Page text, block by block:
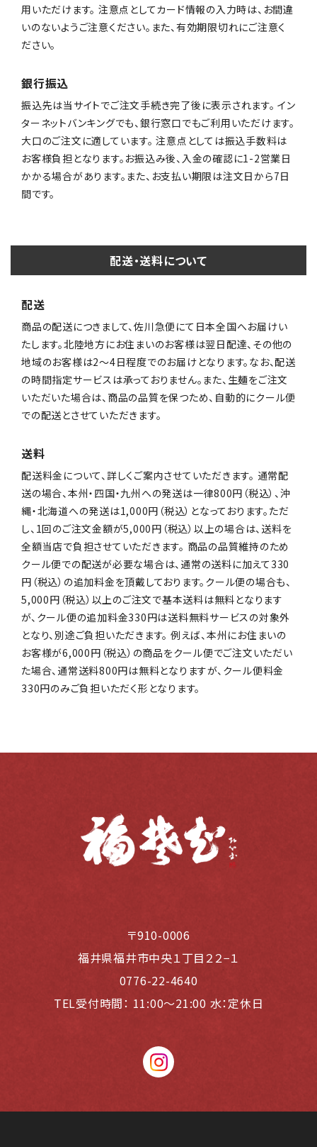
用いただけます。 注意点としてカード情報の入力時は、お間違
いのないようご注意ください。また、有効期限切れにご注意く
ださい。
銀行振込
振込先は当サイトでご注文手続き完了後に表示されます。 イン
ターネットバンキングでも、銀行窓口でもご利用いただけます。
大口のご注文に適しています。 注意点としては振込手数料は
お客様負担となります。お振込み後、入金の確認に1-2営業日
かかる場合があります。また、お支払い期限は注文日から7日
間です。
配送・送料について
配送
商品の配送につきまして、佐川急便にて日本全国へお届けい
たします。北陸地方にお住まいのお客様は翌日配達、その他の
地域のお客様は2〜4日程度でのお届けとなります。なお、配送
の時間指定サービスは承っておりません。また、生麺をご注文
いただいた場合は、商品の品質を保つため、自動的にクール便
での配送とさせていただきます。
送料
配送料金について、詳しくご案内させていただきます。 通常配
送の場合、本州・四国・九州への発送は一律800円（税込）、沖
縄・北海道への発送は1,000円（税込）となっております。ただ
し、1回のご注文金額が5,000円（税込）以上の場合は、送料を
全額当店で負担させていただきます。 商品の品質維持のため
クール便での配送が必要な場合は、通常の送料に加えて330
円（税込）の追加料金を頂戴しております。クール便の場合も、
5,000円（税込）以上のご注文で基本送料は無料となります
が、クール便の追加料金330円は送料無料サービスの対象外
となり、別途ご負担いただきます。 例えば、本州にお住まいの
お客様が6,000円（税込）の商品をクール便でご注文いただい
た場合、通常送料800円は無料となりますが、クール便料金
330円のみご負担いただく形となります。
〒910-0006
福井県福井市中央１丁目２２−１
0776-22-4640
TEL受付時間： 11:00〜21:00 水：定休日
instagram